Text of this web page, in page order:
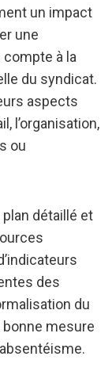
un impact
une
à la
du syndicat.
aspects
l’organisation,
ou
détaillé et
des
du
mesure